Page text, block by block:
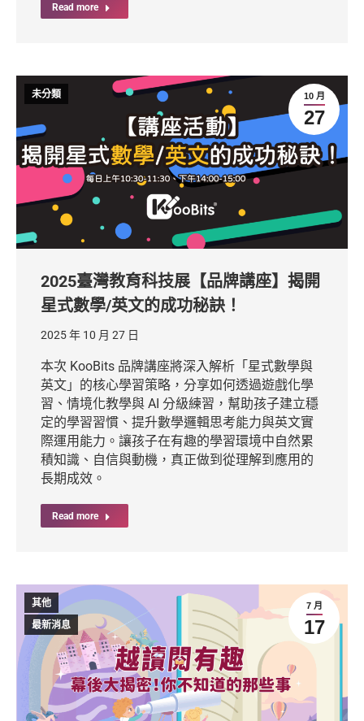
Read more
10 月
27
未分類
2025臺灣教育科技展【品牌講座】揭開
星式數學/英文的成功秘訣！
2025 年 10 月 27 日
本次 KooBits 品牌講座將深入解析「星式數學與
英文」的核心學習策略，分享如何透過遊戲化學
習、情境化教學與 AI 分級練習，幫助孩子建立穩
定的學習習慣、提升數學邏輯思考能力與英文實
際運用能力。讓孩子在有趣的學習環境中自然累
積知識、自信與動機，真正做到從理解到應用的
長期成效。
Read more
7 月
17
其他
最新消息